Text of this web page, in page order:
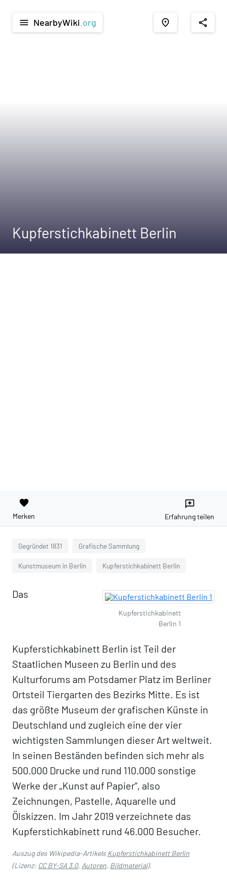
menu NearbyWiki .org place share
Kupferstichkabinett Berlin
favorite
Merken
reviews
Erfahrung teilen
Gegründet 1831 Grafische Sammlung
Kunstmuseum in Berlin Kupferstichkabinett Berlin
Kupferstichkabinett
Berlin 1
Das
Kupferstichkabinett Berlin ist Teil der
Staatlichen Museen zu Berlin und des
Kulturforums am Potsdamer Platz im Berliner
Ortsteil Tiergarten des Bezirks Mitte. Es ist
das größte Museum der grafischen Künste in
Deutschland und zugleich eine der vier
wichtigsten Sammlungen dieser Art weltweit.
In seinen Beständen befinden sich mehr als
500.000 Drucke und rund 110.000 sonstige
Werke der „Kunst auf Papier“, also
Zeichnungen, Pastelle, Aquarelle und
Ölskizzen. Im Jahr 2019 verzeichnete das
Kupferstichkabinett rund 46.000 Besucher.
Auszug des Wikipedia-ArtikelsKupferstichkabinett Berlin
(Lizenz: CC BY-SA 3.0, Autoren, Bildmaterial).